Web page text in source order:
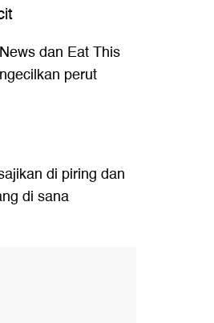
dan Eat This
perut
di piring dan
di sana